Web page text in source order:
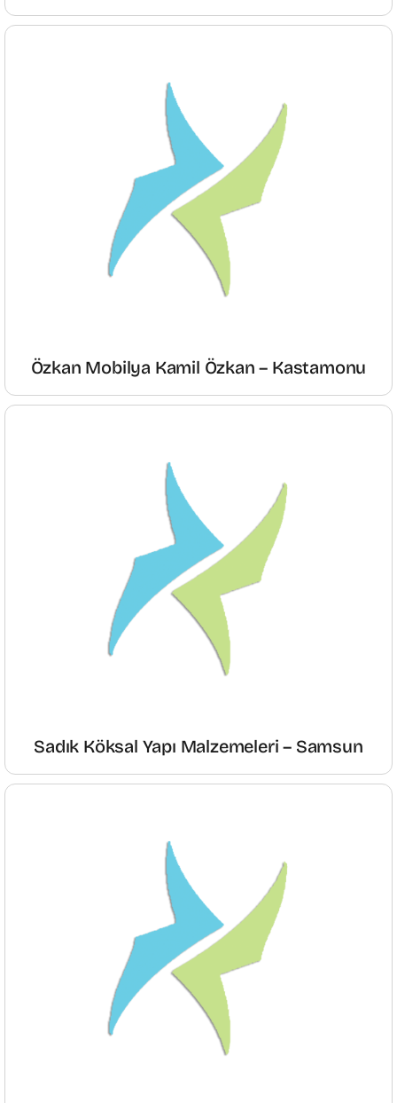
Özkan Mobilya Kamil Özkan – Kastamonu
Sadık Köksal Yapı Malzemeleri – Samsun